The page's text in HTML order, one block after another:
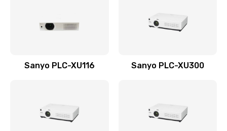
Sanyo PLC-XU116 Sanyo PLC-XU300